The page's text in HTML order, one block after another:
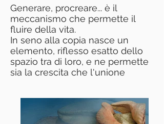
Generare, procreare... è il
meccanismo che permette il
fluire della vita.
In seno alla copia nasce un
elemento, riflesso esatto dello
spazio tra di loro, e ne permette
sia la crescita che l'unione